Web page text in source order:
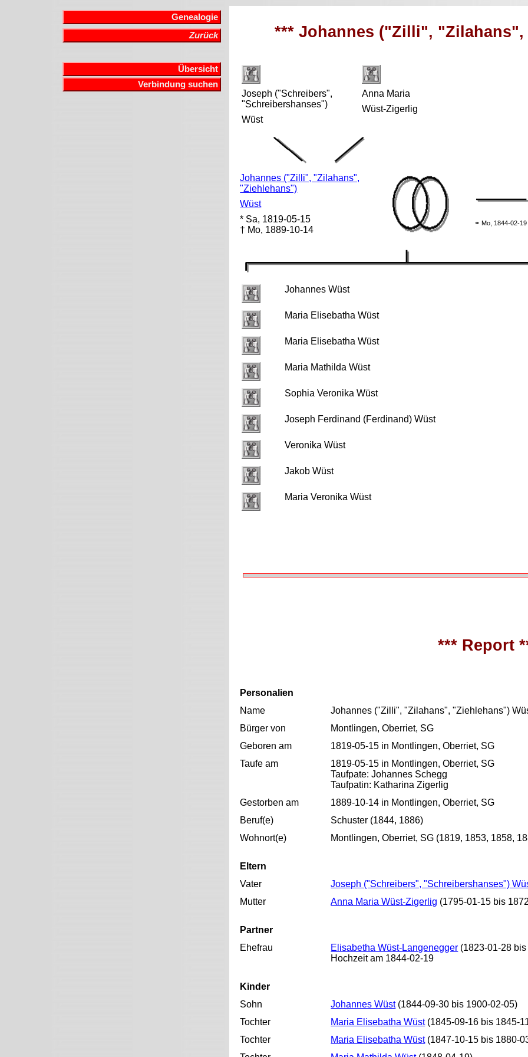
Genealogie
Zurück
Übersicht
Verbindung suchen
*** Johannes ("Zilli",
Joseph ("Schreibers",
"Schreibershanses")
Wüst
Anna Maria
Wüst-Zigerlig
Johannes ("Zilli", "Zilahans",
"Ziehlehans")
Wüst
* Sa, 1819-05-15
† Mo, 1889-10-14
⚭ Mo, 1844-02-19
Johannes Wüst
Maria Elisebatha Wüst
Maria Elisebatha Wüst
Maria Mathilda Wüst
Sophia Veronika Wüst
Joseph Ferdinand (Ferdinand) Wüst
Veronika Wüst
Jakob Wüst
Maria Veronika Wüst
*** Report
Personalien
Name
Johannes ("Zilli", "Zilahans", "Ziehlehans")
Bürger von
Montlingen, Oberriet, SG
Geboren am
1819-05-15 in Montlingen, Oberriet, SG
Taufe am
1819-05-15 in Montlingen, Oberriet, SG
Taufpate: Johannes Schegg
Taufpatin: Katharina Zigerlig
Gestorben am
1889-10-14 in Montlingen, Oberriet, SG
Beruf(e)
Schuster (1844, 1886)
Wohnort(e)
Montlingen, Oberriet, SG (1819, 1853, 1858,
Eltern
Vater
Joseph ("Schreibers", "Schreibershanses")
Mutter
Anna Maria Wüst-Zigerlig (1795-01-15 bis
Partner
Ehefrau
Elisabetha Wüst-Langenegger (1823-01-28
Hochzeit am 1844-02-19
Kinder
Sohn
Johannes Wüst(1844-09-30 bis 1900-02-05)
Tochter
Maria Elisebatha Wüst(1845-09-16 bis 1845-
Tochter
Maria Elisebatha Wüst(1847-10-15 bis 1880-